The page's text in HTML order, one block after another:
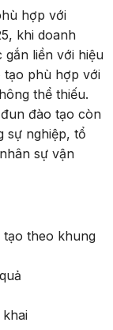
hợp với
khi doanh
gắn liền với hiệu
tạo phù hợp với
thể thiếu.
đào tạo còn
sự nghiệp, tổ
sự vận
theo khung